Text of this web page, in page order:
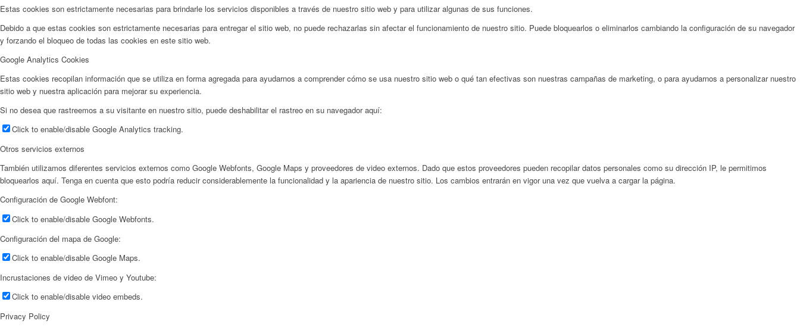
Estas cookies son estrictamente necesarias para brindarle los servicios disponibles a través de nuestro sitio web y para utilizar algunas de sus funciones.
Debido a que estas cookies son estrictamente necesarias para entregar el sitio web, no puede rechazarlas sin afectar el funcionamiento de nuestro sitio. Puede bloquearlos o eliminarlos cambiando la configuración de su navegador
y forzando el bloqueo de todas las cookies en este sitio web.
Google Analytics Cookies
Estas cookies recopilan información que se utiliza en forma agregada para ayudarnos a comprender cómo se usa nuestro sitio web o qué tan efectivas son nuestras campañas de marketing, o para ayudarnos a personalizar nuestro
sitio web y nuestra aplicación para mejorar su experiencia.
Si no desea que rastreemos a su visitante en nuestro sitio, puede deshabilitar el rastreo en su navegador aquí:
Click to enable/disable Google Analytics tracking.
Otros servicios externos
También utilizamos diferentes servicios externos como Google Webfonts, Google Maps y proveedores de video externos. Dado que estos proveedores pueden recopilar datos personales como su dirección IP, le permitimos
bloquearlos aquí. Tenga en cuenta que esto podría reducir considerablemente la funcionalidad y la apariencia de nuestro sitio. Los cambios entrarán en vigor una vez que vuelva a cargar la página.
Configuración de Google Webfont:
Click to enable/disable Google Webfonts.
Configuración del mapa de Google:
Click to enable/disable Google Maps.
Incrustaciones de video de Vimeo y Youtube:
Click to enable/disable video embeds.
Privacy Policy